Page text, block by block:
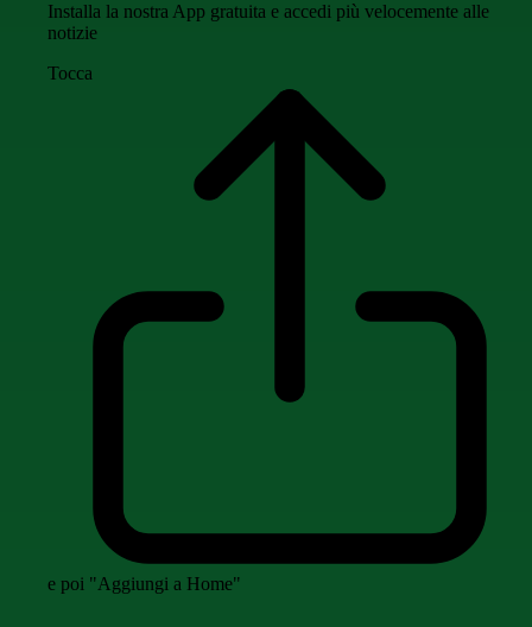
Installa la nostra App gratuita e accedi più velocemente alle
notizie
Tocca
e poi "Aggiungi a Home"